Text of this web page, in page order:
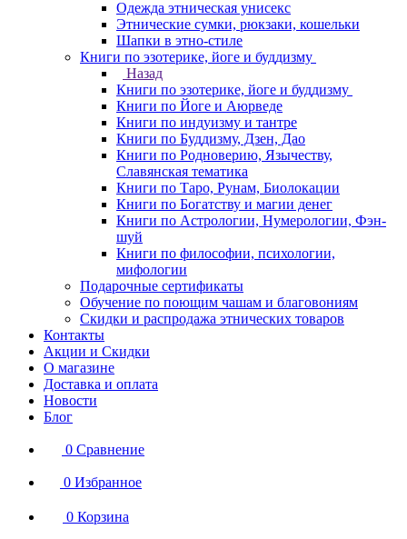
Одежда этническая унисекс
Этнические сумки, рюкзаки, кошельки
Шапки в этно-стиле
Книги по эзотерике, йоге и буддизму
Назад
Книги по эзотерике, йоге и буддизму
Книги по Йоге и Аюрведе
Книги по индуизму и тантре
Книги по Буддизму, Дзен, Дао
Книги по Родноверию, Язычеству,
Славянская тематика
Книги по Таро, Рунам, Биолокации
Книги по Богатству и магии денег
Книги по Астрологии, Нумерологии, Фэн-
шуй
Книги по философии, психологии,
мифологии
Подарочные сертификаты
Обучение по поющим чашам и благовониям
Скидки и распродажа этнических товаров
Контакты
Акции и Скидки
О магазине
Доставка и оплата
Новости
Блог
0 Сравнение
0 Избранное
0 Корзина